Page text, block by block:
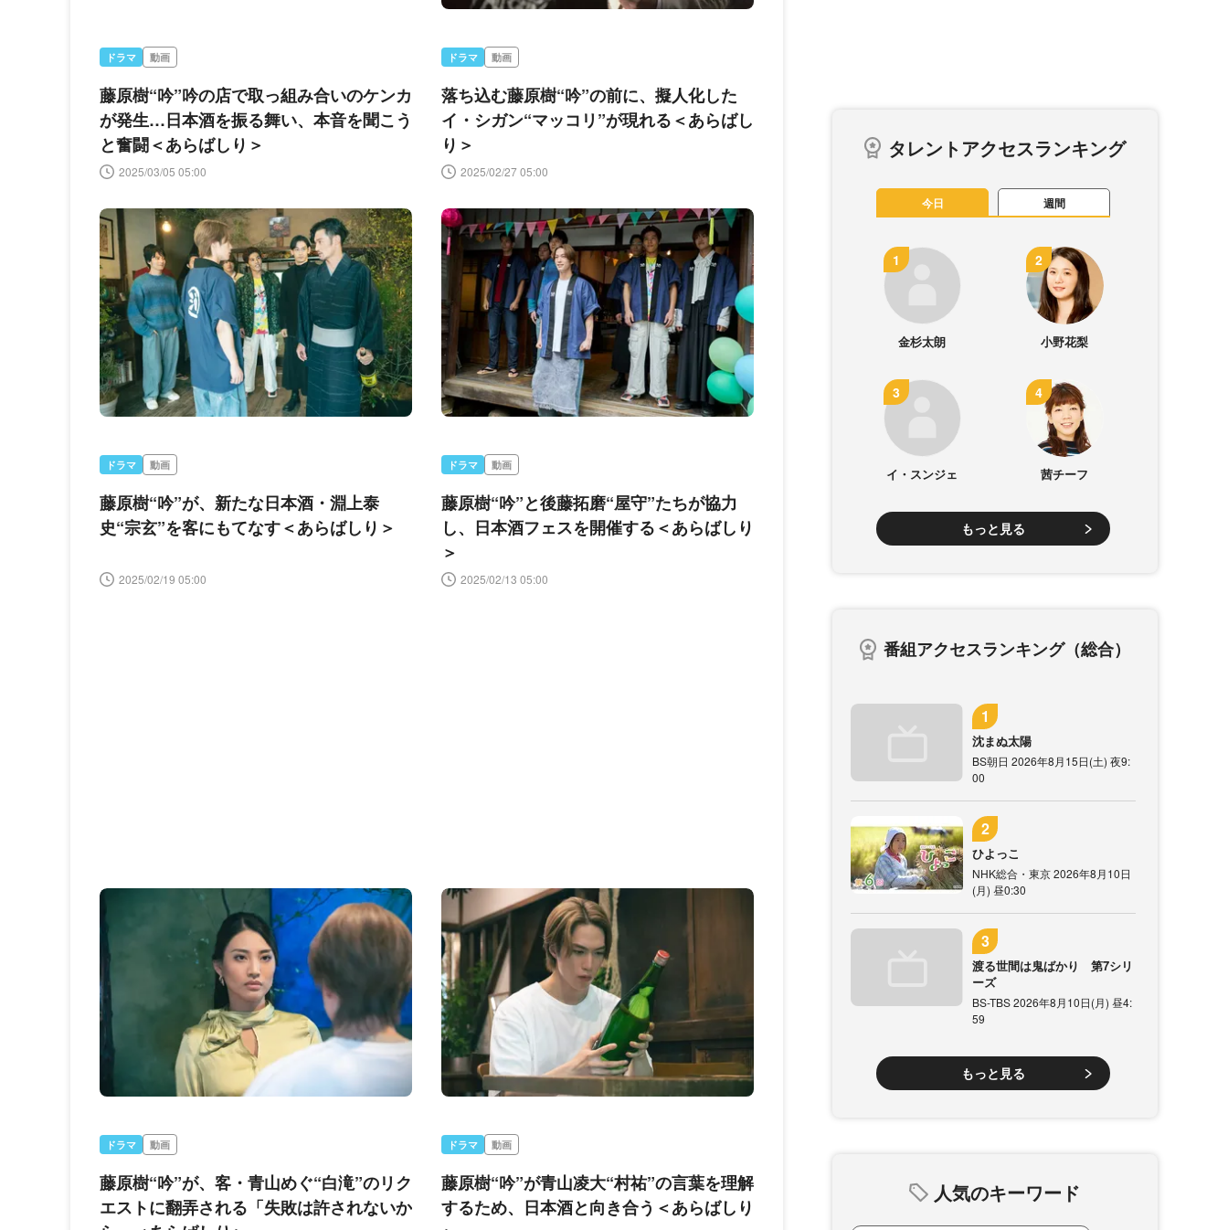
ドラマ 動画
藤原樹“吟”吟の店で取っ組み合いのケンカ
が発生…日本酒を振る舞い、本音を聞こう
と奮闘＜あらばしり＞
2025/03/05 05:00
ドラマ 動画
落ち込む藤原樹“吟”の前に、擬人化した
イ・シガン“マッコリ”が現れる＜あらばし
り＞
2025/02/27 05:00
ドラマ 動画
藤原樹“吟”が、新たな日本酒・淵上泰
史“宗玄”を客にもてなす＜あらばしり＞
2025/02/19 05:00
ドラマ 動画
藤原樹“吟”と後藤拓磨“屋守”たちが協力
し、日本酒フェスを開催する＜あらばしり
＞
2025/02/13 05:00
ドラマ 動画
藤原樹“吟”が、客・青山めぐ“白滝”のリク
エストに翻弄される「失敗は許されないか
ドラマ 動画
藤原樹“吟”が青山凌大“村祐”の言葉を理解
するため、日本酒と向き合う＜あらばしり
タレントアクセスランキング
今日 週間
金杉太朗 小野花梨
イ・スンジェ 茜チーフ
もっと見る
番組アクセスランキング（総合）
沈まぬ太陽
BS朝日 2026年8月15日(土) 夜9:
00
ひよっこ
NHK総合・東京 2026年8月10日
(月) 昼0:30
渡る世間は鬼ばかり 第7シリ
ーズ
BS-TBS 2026年8月10日(月) 昼4:
59
もっと見る
人気のキーワード